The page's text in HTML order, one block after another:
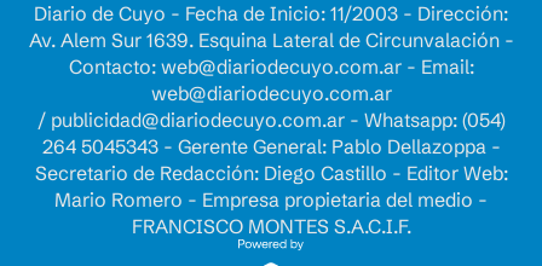
Diario de Cuyo - Fecha de Inicio: 11/2003 - Dirección:
Av. Alem Sur 1639. Esquina Lateral de Circunvalación -
Contacto: web@diariodecuyo.com.ar- Email:
web@diariodecuyo.com.ar
/ publicidad@diariodecuyo.com.ar- Whatsapp: (054)
264 5045343 - Gerente General: Pablo Dellazoppa -
Secretario de Redacción: Diego Castillo - Editor Web:
Mario Romero - Empresa propietaria del medio -
FRANCISCO MONTES S.A.C.I.F.